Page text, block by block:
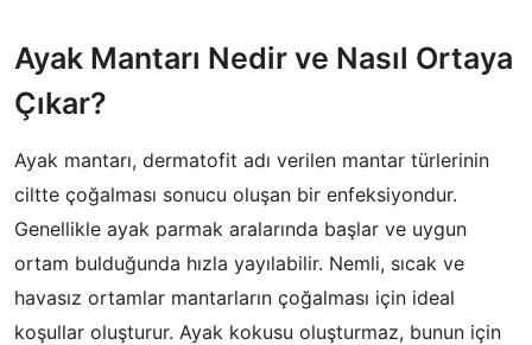
Ayak Mantarı Nedir ve Nasıl Ortaya
Çıkar?
Ayak mantarı, dermatofit adı verilen mantar türlerinin
ciltte çoğalması sonucu oluşan bir enfeksiyondur.
Genellikle ayak parmak aralarında başlar ve uygun
ortam bulduğunda hızla yayılabilir. Nemli, sıcak ve
havasız ortamlar mantarların çoğalması için ideal
koşullar oluşturur. Ayak kokusu oluşturmaz, bunun için